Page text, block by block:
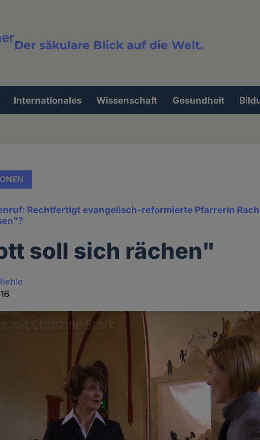
Der säkulare Blick auf die Welt.
Volltextsuche
Internationales Wissenschaft Gesundheit
Rechtfertigt evangelisch-reformierte Pfarrerin
soll sich rächen"